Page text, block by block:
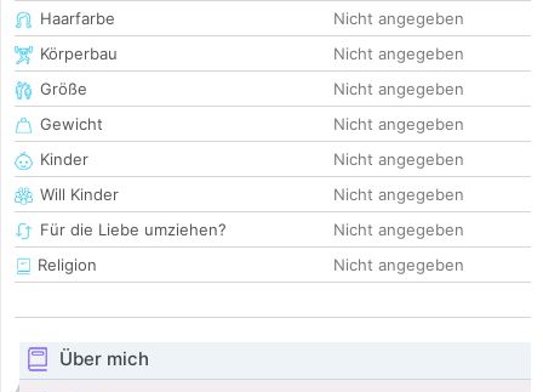
Haarfarbe
Nicht angegeben
Körperbau
Nicht angegeben
Größe
Nicht angegeben
Gewicht
Nicht angegeben
Kinder
Nicht angegeben
Will Kinder
Nicht angegeben
Für die Liebe umziehen?
Nicht angegeben
Religion
Nicht angegeben
Über mich